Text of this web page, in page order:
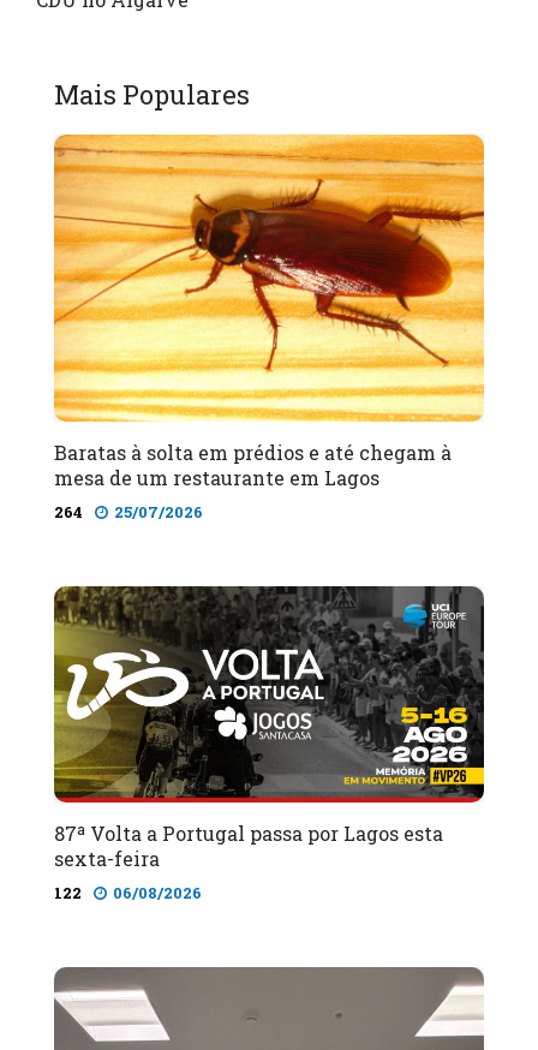
Mais Populares
Baratas à solta em prédios e até chegam à
mesa de um restaurante em Lagos
264 25/07/2026
87ª Volta a Portugal passa por Lagos esta
sexta-feira
122 06/08/2026